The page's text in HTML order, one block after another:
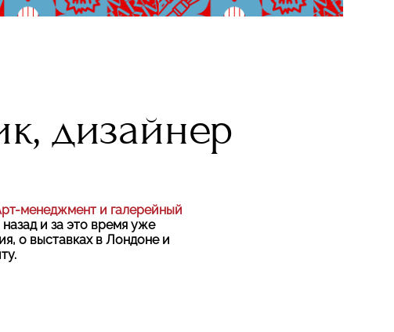
дизайнер
менеджмент и галерейный
назад и за это время уже
о выставках в Лондоне и